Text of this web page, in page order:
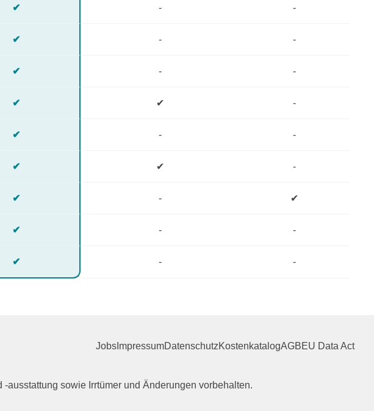
✔ - -
✔ - -
✔ - -
✔ ✔ -
✔ - -
✔ ✔ -
✔ - ✔
✔ - -
✔ - -
Jobs ImpressumDatenschutzKostenkatalogAGBEU Data Act
sowie Irrtümer und Änderungen vorbehalten.